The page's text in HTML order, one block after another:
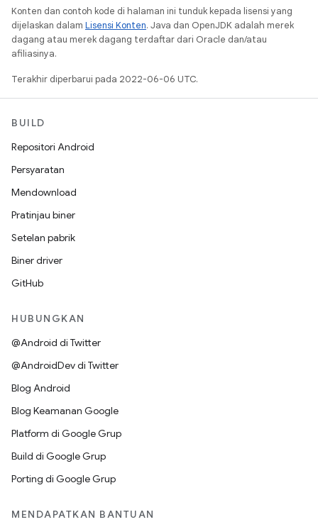
Konten dan contoh kode di halaman ini tunduk kepada lisensi yang
dijelaskan dalam Lisensi Konten. Java dan OpenJDK adalah merek
dagang atau merek dagang terdaftar dari Oracle dan/atau
afiliasinya.
Terakhir diperbarui pada 2022-06-06 UTC.
BUILD
Repositori Android
Persyaratan
Mendownload
Pratinjau biner
Setelan pabrik
Biner driver
GitHub
HUBUNGKAN
@Android di Twitter
@AndroidDev di Twitter
Blog Android
Blog Keamanan Google
Platform di Google Grup
Build di Google Grup
Porting di Google Grup
MENDAPATKAN BANTUAN